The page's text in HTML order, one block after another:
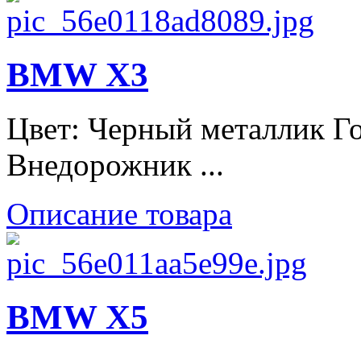
BMW X3
Цвет: Черный металлик
Внедорожник ...
Описание товара
BMW X5